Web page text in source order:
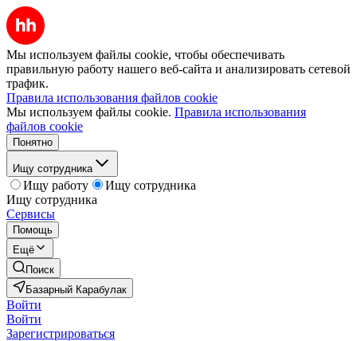
Мы используем файлы cookie, чтобы обеспечивать
правильную работу нашего веб-сайта и анализировать сетевой
трафик.
Правила использования файлов cookie
Мы используем файлы cookie. Правила использования
файлов cookie
Понятно
Ищу сотрудника
Ищу работу
Ищу сотрудника
Ищу сотрудника
Сервисы
Помощь
Ещё
Поиск
Базарный Карабулак
Войти
Войти
Зарегистрироваться